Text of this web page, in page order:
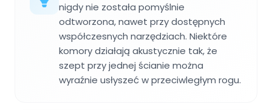
nigdy nie została pomyślnie
odtworzona, nawet przy dostępnych
współczesnych narzędziach. Niektóre
komory działają akustycznie tak, że
szept przy jednej ścianie można
wyraźnie usłyszeć w przeciwległym rogu.